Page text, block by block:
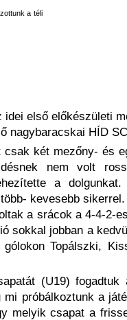
a téli
első előkészületi
nagybaracskai HÍD
két mezőny- és
nem volt
a
kevesebb
a srácok a 4-4-2-
sokkal jobban a
Topálszki,
(U19) fogadtuk
próbálkoztunk a
melyik csapat a